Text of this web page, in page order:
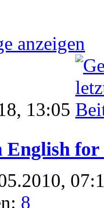
anzeigen
13:05
English for
8